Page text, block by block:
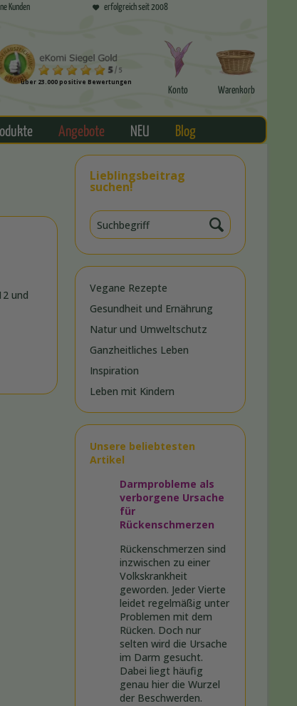
Kunden erfolgreich seit 2008
über 23.000 positive Bewertungen
Konto Warenkorb
Angebote NEU Blog
Lieblingsbeitrag
suchen!
Vegane Rezepte
Gesundheit und Ernährung
Natur und Umweltschutz
Ganzheitliches Leben
Inspiration
Leben mit Kindern
Unsere beliebtesten
Artikel
Darmprobleme als
verborgene Ursache
für
Rückenschmerzen
Rückenschmerzen sind
inzwischen zu einer
Volkskrankheit
geworden. Jeder Vierte
leidet regelmäßig unter
Problemen mit dem
Rücken. Doch nur
selten wird die Ursache
im Darm gesucht.
Dabei liegt häufig
genau hier die Wurzel
der Beschwerden.
und